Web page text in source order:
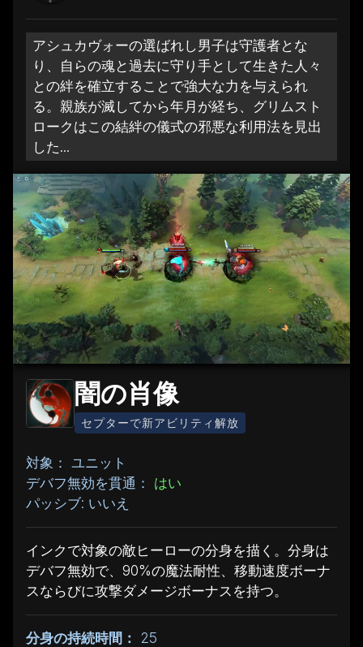
アシュカヴォーの選ばれし男子は守護者とな
り、自らの魂と過去に守り手として生きた人々
との絆を確立することで強大な力を与えられ
る。親族が滅してから年月が経ち、グリムスト
ロークはこの結絆の儀式の邪悪な利用法を見出
した...
闇の肖像
セプターで新アビリティ解放
対象： ユニット
デバフ無効を貫通： はい
パッシブ: いいえ
インクで対象の敵ヒーローの分身を描く。分身は
デバフ無効で、90%の魔法耐性、移動速度ボーナ
スならびに攻撃ダメージボーナスを持つ。
分身の持続時間：
25